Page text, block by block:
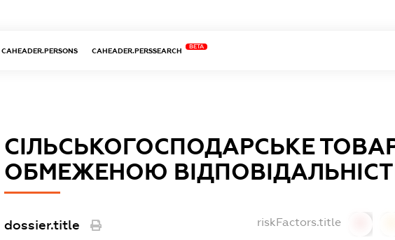
CAHEADER.PERSONS CAHEADER.PERSSEARCH
BETA
СІЛЬСЬКОГОСПОДАРСЬКЕ
ОБМЕЖЕНОЮ
dossier.title riskFactors.title